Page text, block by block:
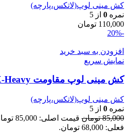
کش مینی لوپ(لاتکس،پارچه)
نمره 0 از 5
110,000 تومان
-20%
افزودن به سبد خرید
نمایش سریع
کش مینی لوپ مقاومت X-Heavy مشکی Thera-Band
کش مینی لوپ(لاتکس،پارچه)
نمره 0 از 5
85,000 تومان قیمت اصلی: 85,000 تومان بود.
فعلی: 68,000 تومان.